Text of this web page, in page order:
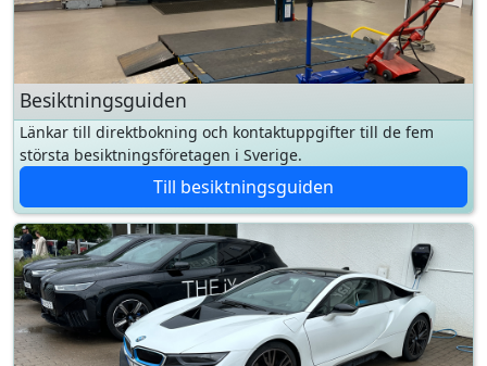
Besiktningsguiden
Länkar till direktbokning och kontaktuppgifter till de fem
största besiktningsföretagen i Sverige.
Till besiktningsguiden